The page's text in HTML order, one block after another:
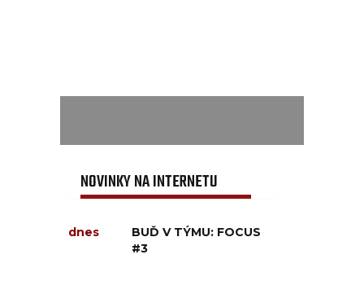
NOVINKY NA INTERNETU
dnes
BUĎ V TÝMU: FOCUS
#3